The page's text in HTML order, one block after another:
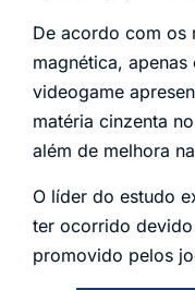
De acordo com os
magnética,
videogame
matéria cinzenta
além de melhora
O líder do estudo
ter ocorrido
promovido pelos